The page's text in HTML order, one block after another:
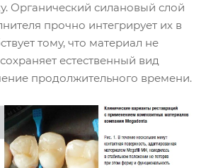
Органический силановый слой
прочно интегрирует их в
тому, что материал не
естественный вид
продолжительного времени.